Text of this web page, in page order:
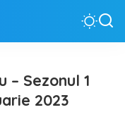
– Sezonul 1
2023